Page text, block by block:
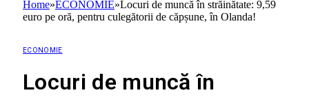
Home»ECONOMIE»Locuri de muncă în străinătate: 9,59
euro pe oră, pentru culegătorii de căpșune, în Olanda!
ECONOMIE
Locuri de muncă în